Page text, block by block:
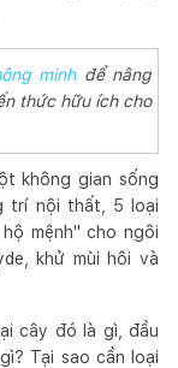
minhđể nâng
thức hữu ích cho
không gian sống
trí nội thất, 5 loại
mệnh" cho ngôi
khử mùi hôi và
cây đó là gì, đầu
Tại sao cần loại